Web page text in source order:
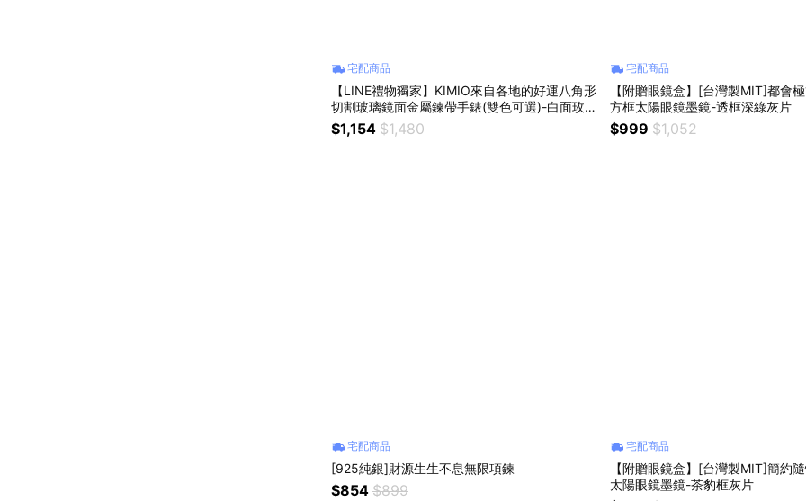
宅配商品
【LINE禮物獨家】KIMIO來自各地的好運八角形
切割玻璃鏡面金屬鍊帶手錶(雙色可選)-白面玫金
帶/膚面玫金帶｜贈手錶禮盒
$1,154 $1,480
宅配商品
【附贈眼鏡盒】[台灣製MIT]都會
方框太陽眼鏡墨鏡-透框深綠灰片
$999 $1,052
宅配商品
[925純銀]財源生生不息無限項鍊
$854 $899
宅配商品
【附贈眼鏡盒】[台灣製MIT]簡約
太陽眼鏡墨鏡-茶豹框灰片